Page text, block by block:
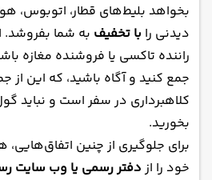
بخواهد بلیط‌های قطار، اتوبوس،
دیدنی را با تخفیف به شما بفروشد.
راننده تاکسی یا فروشنده مغازه
جمع کنید و آگاه باشید، که این از
کلاهبرداری در سفر است و نباید
بخورید.
برای جلوگیری از چنین
خود را ازدفتر رسمی یا وب سایت